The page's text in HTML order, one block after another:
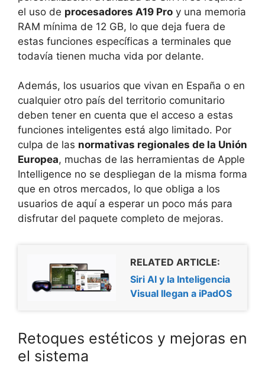
el uso de procesadores A19 Pro y una memoria
RAM mínima de 12 GB, lo que deja fuera de
estas funciones específicas a terminales que
todavía tienen mucha vida por delante.
Además, los usuarios que vivan en España o en
cualquier otro país del territorio comunitario
deben tener en cuenta que el acceso a estas
funciones inteligentes está algo limitado. Por
culpa de las normativas regionales de la Unión
Europea, muchas de las herramientas de Apple
Intelligence no se despliegan de la misma forma
que en otros mercados, lo que obliga a los
usuarios de aquí a esperar un poco más para
disfrutar del paquete completo de mejoras.
RELATED ARTICLE:
Siri AI y la Inteligencia
Visual llegan a iPadOS
Retoques estéticos y mejoras en
el sistema